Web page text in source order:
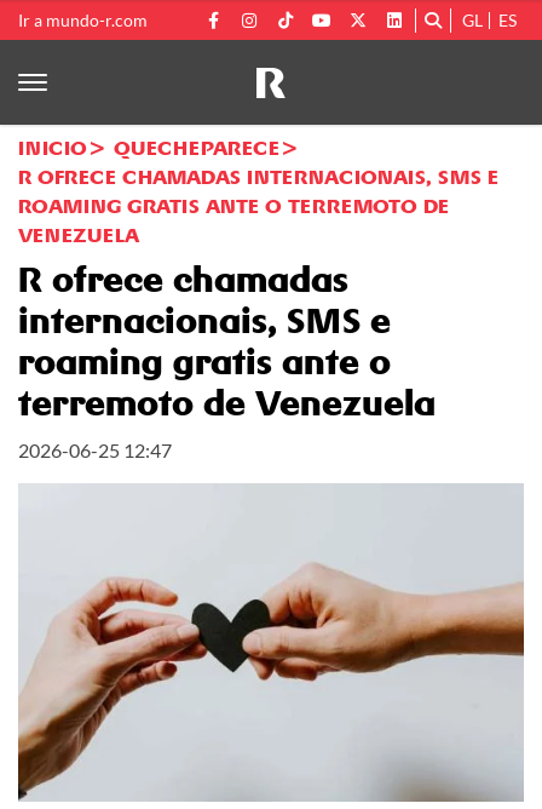
Ir a mundo-r.com GL ES
INICIO
QUECHEPARECE
R OFRECE CHAMADAS INTERNACIONAIS, SMS E
ROAMING GRATIS ANTE O TERREMOTO DE
VENEZUELA
R ofrece chamadas
internacionais, SMS e
roaming gratis ante o
terremoto de Venezuela
2026-06-25 12:47